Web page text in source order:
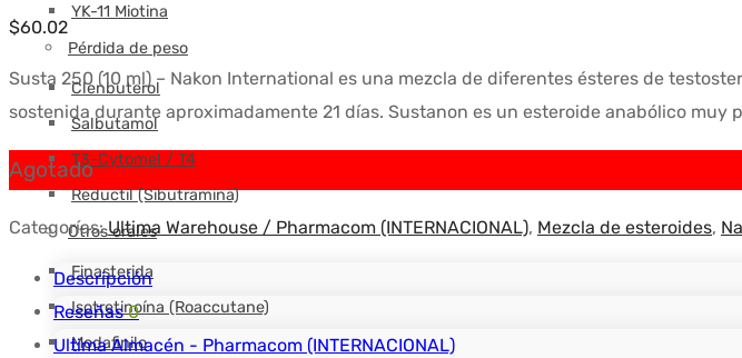
YK-11 Miotina
Pérdida de peso
Clenbuterol
Salbutamol
T3-Cytomel / T4
Reductil (Sibutramina)
Otros orales
Finasterida
Isotretinoína (Roaccutane)
Modafinilo
$60.02
Susta 250 (10 ml) – Nakon International es una mezcla de diferentes ésteres de
sostenida durante aproximadamente 21 días. Sustanon es un esteroide anabólico muy
Agotado
Categorías:Ultima Warehouse / Pharmacom (INTERNACIONAL), Mezcla de esteroides,
Descripción
Reseñas0
Ultima Almacén - Pharmacom (INTERNACIONAL)